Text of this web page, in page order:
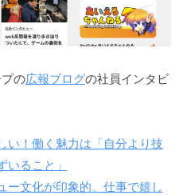
の広報ブログの社員インタビ
い！働く魅力は「自分より技
ること」
ー文化が印象的。仕事で嬉し